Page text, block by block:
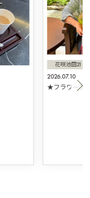
2026.07.10
花咲池田21
★フラワーアレ